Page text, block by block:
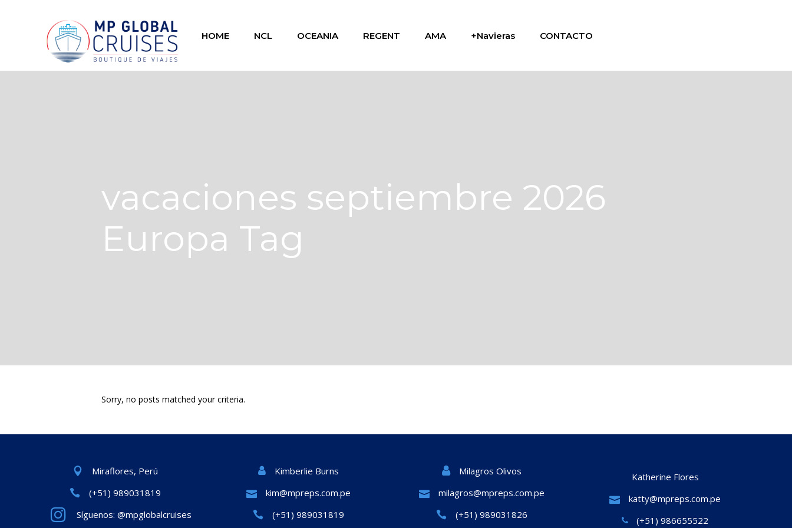
HOME NCL OCEANIA REGENT AMA +Navieras CONTACTO
vacaciones septiembre 2026
Europa Tag
Sorry, no posts matched your criteria.
Miraflores, Perú
(+51) 989031819
Síguenos: @mpglobalcruises
Kimberlie Burns
kim@mpreps.com.pe
(+51) 989031819
Milagros Olivos
milagros@mpreps.com.pe
(+51) 989031826
Katherine Flores
katty@mpreps.com.pe
(+51) 986655522